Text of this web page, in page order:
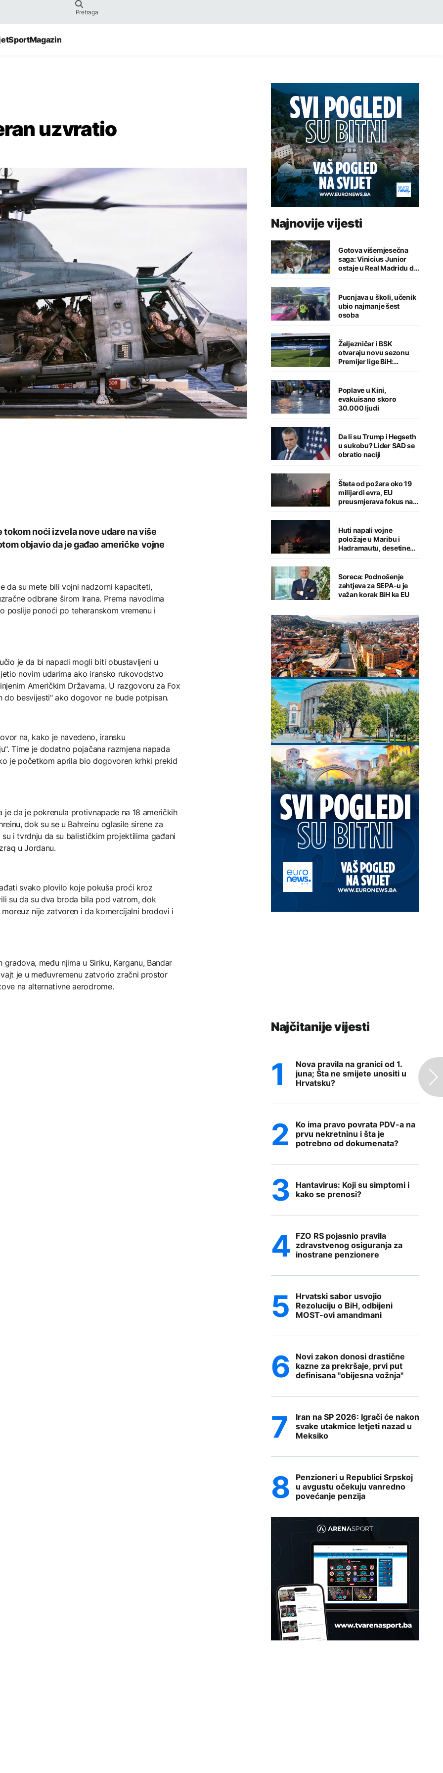
SportMagazin
uzvratio
tokom noći izvela nove udare na više
objavio da je gađao američke vojne
da su mete bili vojni nadzorni kapaciteti,
odbrane širom Irana. Prema navodima
poslije ponoći po teheranskom vremenu i
je da bi napadi mogli biti obustavljeni u
novim udarima ako iransko rukovodstvo
Američkim Državama. U razgovoru za Fox
besvijesti" ako dogovor ne bude potpisan.
na, kako je navedeno, iransku
Time je dodatno pojačana razmjena napada
je početkom aprila bio dogovoren krhki prekid
je da je pokrenula protivnapade na 18 američkih
dok su se u Bahreinu oglasile sirene za
i tvrdnju da su balističkim projektilima gađani
u Jordanu.
svako plovilo koje pokuša proći kroz
su da su dva broda bila pod vatrom, dok
nije zatvoren i da komercijalni brodovi i
među njima u Siriku, Karganu, Bandar
je u međuvremenu zatvorio zračni prostor
na alternativne aerodrome.
Najnovije vijesti
Gotova višemjesečna
saga: Vinicius Junior
ostaje u Real Madridu do
2032. godine
Pucnjava u školi, učenik
ubio najmanje šest
osoba
Željezničar i BSK
otvaraju novu sezonu
Premijer lige BiH:
Sarajlije u problemima,
Poplave u Kini,
evakuisano skoro
30.000 ljudi
Da li su Trump i Hegseth
u sukobu? Lider SAD se
obratio naciji
Šteta od požara oko 19
milijardi evra, EU
preusmjerava fokus na
prevenciju
Huti napali vojne
položaje u Maribu i
Hadramautu, desetine
stradalih
Soreca: Podnošenje
zahtjeva za SEPA-u je
važan korak BiH ka EU
Najčitanije vijesti
Nova pravila na granici od 1.
juna; Šta ne smijete unositi u
Hrvatsku?
Ko ima pravo povrata PDV-a na
prvu nekretninu i šta je
potrebno od dokumenata?
Hantavirus: Koji su simptomi i
kako se prenosi?
FZO RS pojasnio pravila
zdravstvenog osiguranja za
inostrane penzionere
Hrvatski sabor usvojio
Rezoluciju o BiH, odbijeni
MOST-ovi amandmani
Novi zakon donosi drastične
kazne za prekršaje, prvi put
definisana "obijesna vožnja"
Iran na SP 2026: Igrači će nakon
svake utakmice letjeti nazad u
Meksiko
Penzioneri u Republici Srpskoj
u avgustu očekuju vanredno
povećanje penzija